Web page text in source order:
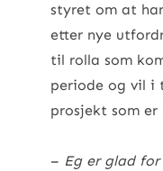
styret om at
etter nye
til rolla som
periode og vil i
prosjekt som
– Eg er glad